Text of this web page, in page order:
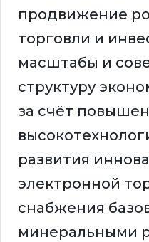
продвижение
торговли и
масштабы и
структуру
за счёт
развития
электронной
снабжения
минеральными